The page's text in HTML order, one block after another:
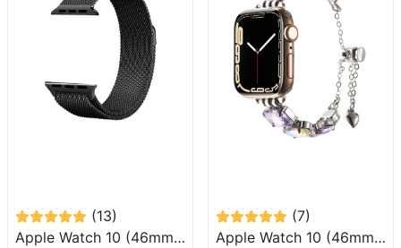
(13)
Apple Watch 10 (46mm) Uyumlu Mıknatıslı Hasır Metal Kordon-01
(7)
Apple Watch 10 (46mm) Uyumlu Taşlı Bileklik Görünümlü Metal Kordon-115